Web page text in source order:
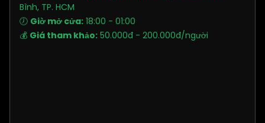
Bình, TP. HCM
🕖 Giờ mở cửa: 18:00 - 01:00
💰 Giá tham khảo: 50.000đ - 200.000đ/người